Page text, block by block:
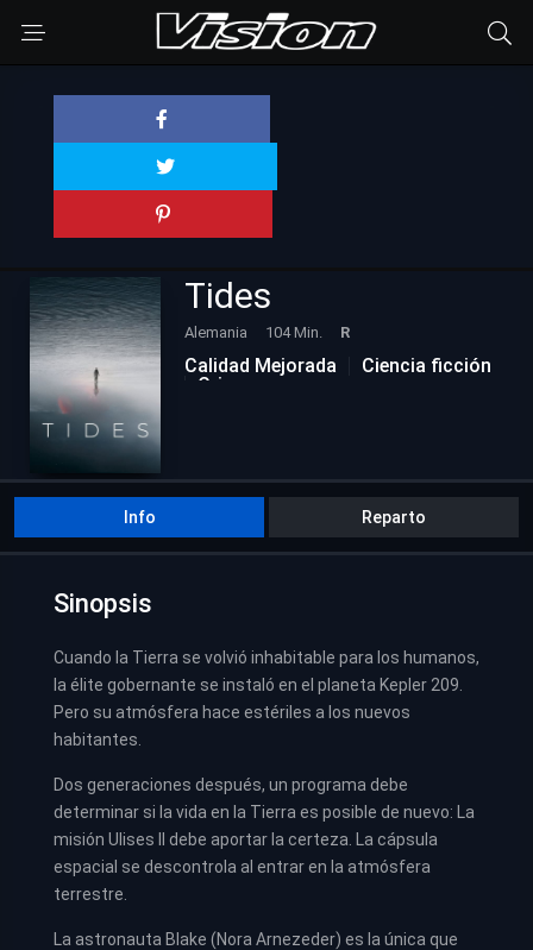
Tides
Alemania 104 Min. R
Calidad Mejorada
Ciencia ficción
Crimen
Info Reparto
Sinopsis
Cuando la Tierra se volvió inhabitable para los humanos,
la élite gobernante se instaló en el planeta Kepler 209.
Pero su atmósfera hace estériles a los nuevos
habitantes.
Dos generaciones después, un programa debe
determinar si la vida en la Tierra es posible de nuevo: La
misión Ulises II debe aportar la certeza. La cápsula
espacial se descontrola al entrar en la atmósfera
terrestre.
La astronauta Blake (Nora Arnezeder) es la única que